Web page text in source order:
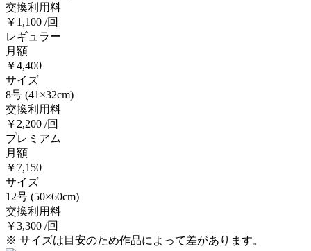
交換利用料
￥1,100 /回
レギュラー
月額
￥4,400
サイズ
8号 (41×32cm)
交換利用料
￥2,200 /回
プレミアム
月額
￥7,150
サイズ
12号 (50×60cm)
交換利用料
￥3,300 /回
※ サイズは目安のため作品によって差があります。